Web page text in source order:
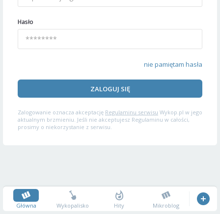
Hasło
nie pamiętam hasła
ZALOGUJ SIĘ
Zalogowanie oznacza akceptację Regulaminu serwisu Wykop.pl w jego
aktualnym brzmieniu. Jeśli nie akceptujesz Regulaminu w całości,
prosimy o niekorzystanie z serwisu.
Główna Wykopalisko Hity Mikroblog